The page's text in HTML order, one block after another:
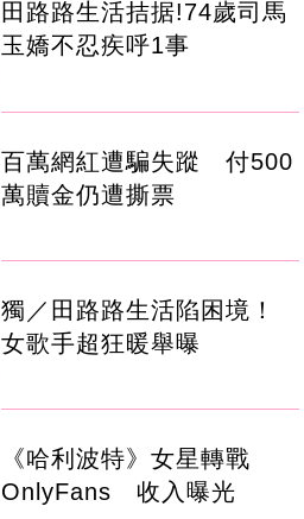
田路路生活拮据!74歲司馬
玉嬌不忍疾呼1事
百萬網紅遭騙失蹤 付500
萬贖金仍遭撕票
獨／田路路生活陷困境！
女歌手超狂暖舉曝
《哈利波特》女星轉戰
OnlyFans 收入曝光